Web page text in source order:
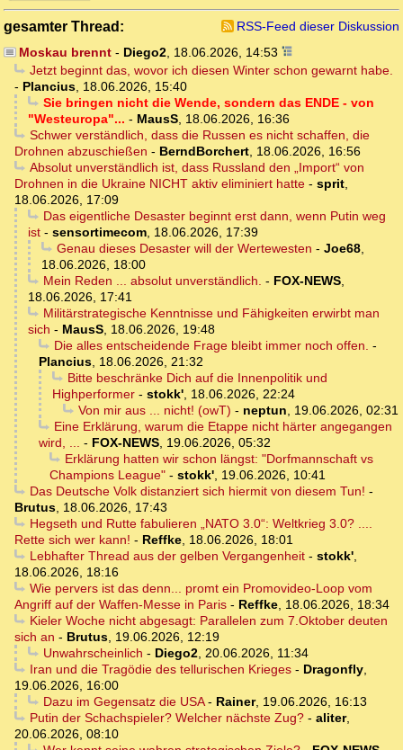
gesamter Thread:
RSS-Feed dieser Diskussion
Moskau brennt- Diego2, 18.06.2026, 14:53
Jetzt beginnt das, wovor ich diesen Winter schon gewarnt habe.
- Plancius, 18.06.2026, 15:40
Sie bringen nicht die Wende, sondern das ENDE - von
"Westeuropa"... - MausS, 18.06.2026, 16:36
Schwer verständlich, dass die Russen es nicht schaffen, die
Drohnen abzuschießen - BerndBorchert, 18.06.2026, 16:56
Absolut unverständlich ist, dass Russland den „Import“ von
Drohnen in die Ukraine NICHT aktiv eliminiert hatte - sprit,
18.06.2026, 17:09
Das eigentliche Desaster beginnt erst dann, wenn Putin weg
ist - sensortimecom, 18.06.2026, 17:39
Genau dieses Desaster will der Wertewesten - Joe68,
18.06.2026, 18:00
Mein Reden ... absolut unverständlich. - FOX-NEWS,
18.06.2026, 17:41
Militärstrategische Kenntnisse und Fähigkeiten erwirbt man
sich - MausS, 18.06.2026, 19:48
Die alles entscheidende Frage bleibt immer noch offen. -
Plancius, 18.06.2026, 21:32
Bitte beschränke Dich auf die Innenpolitik und
Highperformer - stokk', 18.06.2026, 22:24
Von mir aus ... nicht! (owT) - neptun, 19.06.2026, 02:31
Eine Erklärung, warum die Etappe nicht härter angegangen
wird, ... - FOX-NEWS, 19.06.2026, 05:32
Erklärung hatten wir schon längst: "Dorfmannschaft vs
Champions League" - stokk', 19.06.2026, 10:41
Das Deutsche Volk distanziert sich hiermit von diesem Tun! -
Brutus, 18.06.2026, 17:43
Hegseth und Rutte fabulieren „NATO 3.0“: Weltkrieg 3.0? ....
Rette sich wer kann! - Reffke, 18.06.2026, 18:01
Lebhafter Thread aus der gelben Vergangenheit- stokk',
18.06.2026, 18:16
Wie pervers ist das denn... promt ein Promovideo-Loop vom
Angriff auf der Waffen-Messe in Paris - Reffke, 18.06.2026, 18:34
Kieler Woche nicht abgesagt: Parallelen zum 7.Oktober deuten
sich an - Brutus, 19.06.2026, 12:19
Unwahrscheinlich - Diego2, 20.06.2026, 11:34
Iran und die Tragödie des tellurischen Krieges- Dragonfly,
19.06.2026, 16:00
Dazu im Gegensatz die USA- Rainer, 19.06.2026, 16:13
Putin der Schachspieler? Welcher nächste Zug?- aliter,
20.06.2026, 08:10